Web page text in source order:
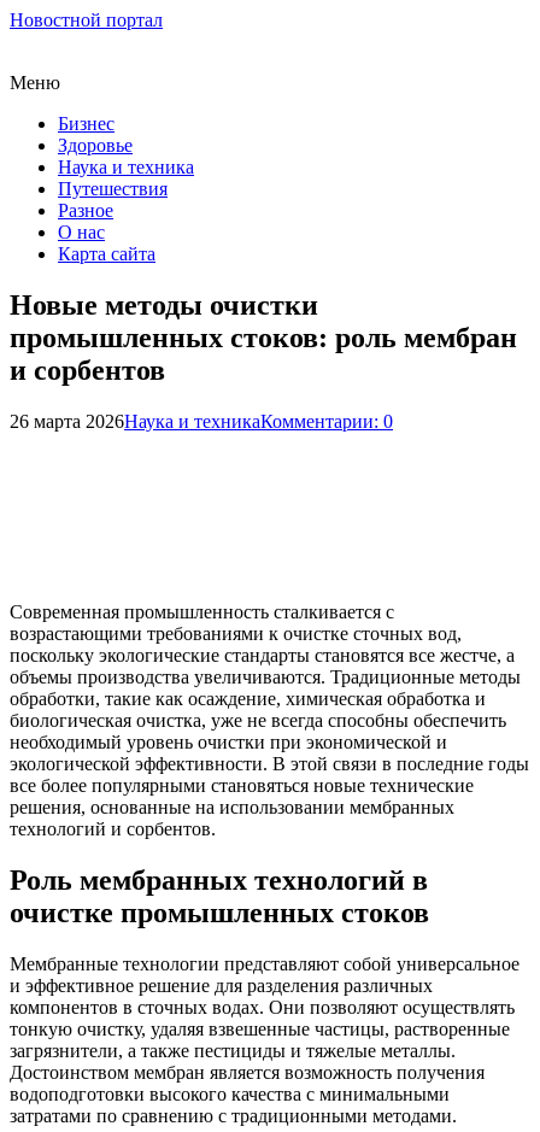
Новостной портал
Меню
Бизнес
Здоровье
Наука и техника
Путешествия
Разное
О нас
Карта сайта
Новые методы очистки
промышленных стоков: роль мембран
и сорбентов
26 марта 2026Наука и техникаКомментарии: 0
Современная промышленность сталкивается с
возрастающими требованиями к очистке сточных вод,
поскольку экологические стандарты становятся все жестче, а
объемы производства увеличиваются. Традиционные методы
обработки, такие как осаждение, химическая обработка и
биологическая очистка, уже не всегда способны обеспечить
необходимый уровень очистки при экономической и
экологической эффективности. В этой связи в последние годы
все более популярными становяться новые технические
решения, основанные на использовании мембранных
технологий и сорбентов.
Роль мембранных технологий в
очистке промышленных стоков
Мембранные технологии представляют собой универсальное
и эффективное решение для разделения различных
компонентов в сточных водах. Они позволяют осуществлять
тонкую очистку, удаляя взвешенные частицы, растворенные
загрязнители, а также пестициды и тяжелые металлы.
Достоинством мембран является возможность получения
водоподготовки высокого качества с минимальными
затратами по сравнению с традиционными методами.